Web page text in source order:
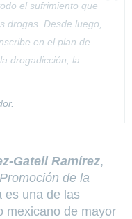
el sufrimiento que
drogas. Desde luego,
en el plan de
drogadicción, la
Gatell Ramírez,
de la
es una de las
mexicano de mayor